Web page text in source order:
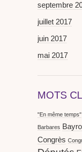
septembre
juillet 2017
juin 2017
mai 2017
MOTS
"En même temps"
Barbares
Congrès